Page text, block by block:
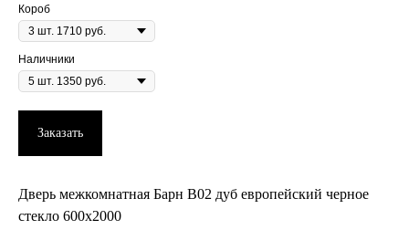
Короб
Наличники
Заказать
Дверь межкомнатная Барн B02 дуб европейский черное
стекло 600х2000